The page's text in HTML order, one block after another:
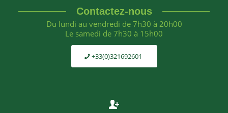
Contactez-nous
Du lundi au vendredi de 7h30 à 20h00
Le samedi de 7h30 à 15h00
+33(0)321692601